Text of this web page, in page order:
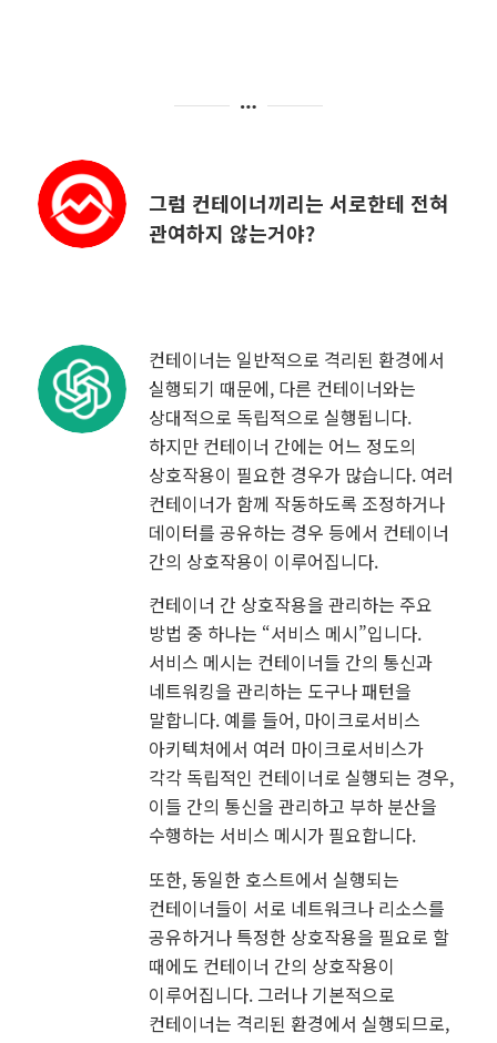
그럼 컨테이너끼리는 서로한테 전혀
관여하지 않는거야?
컨테이너는 일반적으로 격리된 환경에서
실행되기 때문에, 다른 컨테이너와는
상대적으로 독립적으로 실행됩니다.
하지만 컨테이너 간에는 어느 정도의
상호작용이 필요한 경우가 많습니다. 여러
컨테이너가 함께 작동하도록 조정하거나
데이터를 공유하는 경우 등에서 컨테이너
간의 상호작용이 이루어집니다.
컨테이너 간 상호작용을 관리하는 주요
방법 중 하나는 “서비스 메시”입니다.
서비스 메시는 컨테이너들 간의 통신과
네트워킹을 관리하는 도구나 패턴을
말합니다. 예를 들어, 마이크로서비스
아키텍처에서 여러 마이크로서비스가
각각 독립적인 컨테이너로 실행되는 경우,
이들 간의 통신을 관리하고 부하 분산을
수행하는 서비스 메시가 필요합니다.
또한, 동일한 호스트에서 실행되는
컨테이너들이 서로 네트워크나 리소스를
공유하거나 특정한 상호작용을 필요로 할
때에도 컨테이너 간의 상호작용이
이루어집니다. 그러나 기본적으로
컨테이너는 격리된 환경에서 실행되므로,